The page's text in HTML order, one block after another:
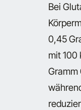
Bei
0,45
mit 100
Gramm